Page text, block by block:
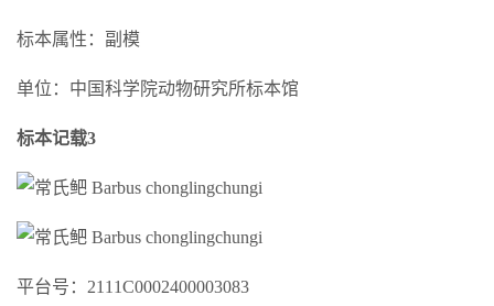
标本属性：副模
单位：中国科学院动物研究所标本馆
标本记载3
平台号：2111C0002400003083